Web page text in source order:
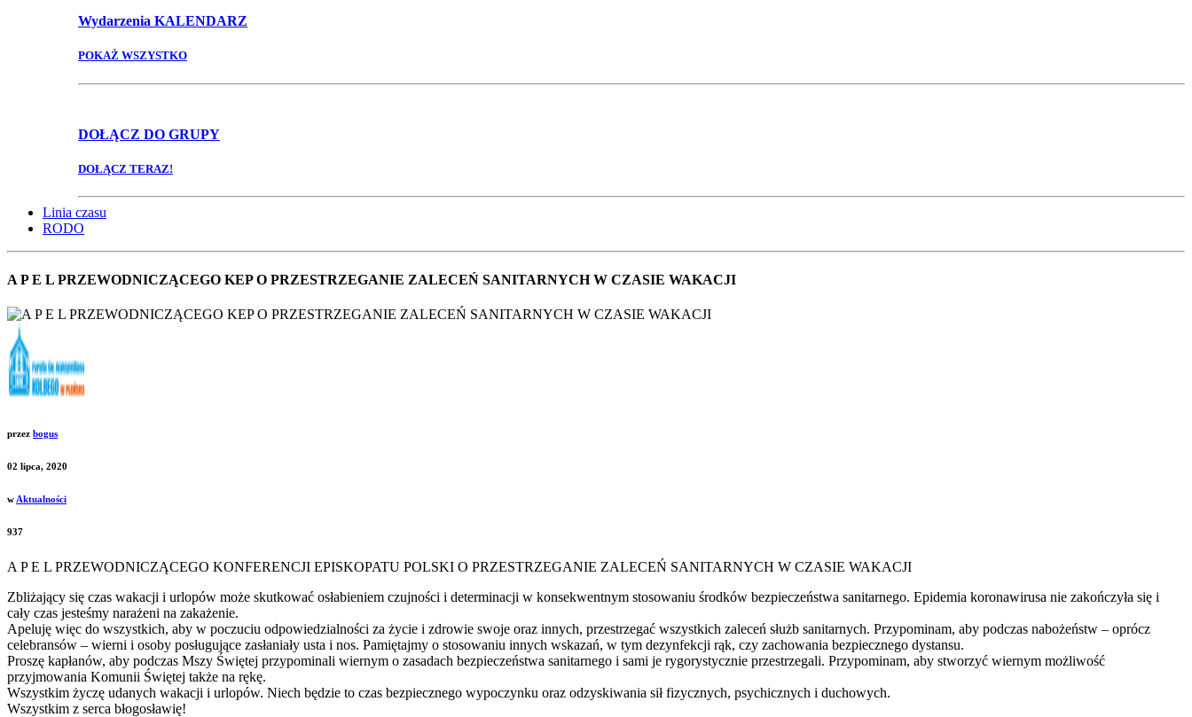
Wydarzenia KALENDARZ
POKAŻ WSZYSTKO
DOŁĄCZ DO GRUPY
DOŁĄCZ TERAZ!
Linia czasu
RODO
A P E L PRZEWODNICZĄCEGO KEP O PRZESTRZEGANIE ZALECEŃ SANITARNYCH W CZASIE WAKACJI
przez bogus
02 lipca, 2020
w Aktualności
937
A P E L PRZEWODNICZĄCEGO KONFERENCJI EPISKOPATU POLSKI O PRZESTRZEGANIE ZALECEŃ SANITARNYCH W CZASIE WAKACJI
Zbliżający się czas wakacji i urlopów może skutkować osłabieniem czujności i determinacji w konsekwentnym stosowaniu środków bezpieczeństwa sanitarnego. Epidemia koronawirusa nie zakończyła się i
cały czas jesteśmy narażeni na zakażenie.
Apeluję więc do wszystkich, aby w poczuciu odpowiedzialności za życie i zdrowie swoje oraz innych, przestrzegać wszystkich zaleceń służb sanitarnych. Przypominam, aby podczas nabożeństw – oprócz
celebransów – wierni i osoby posługujące zasłaniały usta i nos. Pamiętajmy o stosowaniu innych wskazań, w tym dezynfekcji rąk, czy zachowania bezpiecznego dystansu.
Proszę kapłanów, aby podczas Mszy Świętej przypominali wiernym o zasadach bezpieczeństwa sanitarnego i sami je rygorystycznie przestrzegali. Przypominam, aby stworzyć wiernym możliwość
przyjmowania Komunii Świętej także na rękę.
Wszystkim życzę udanych wakacji i urlopów. Niech będzie to czas bezpiecznego wypoczynku oraz odzyskiwania sił fizycznych, psychicznych i duchowych.
Wszystkim z serca błogosławię!